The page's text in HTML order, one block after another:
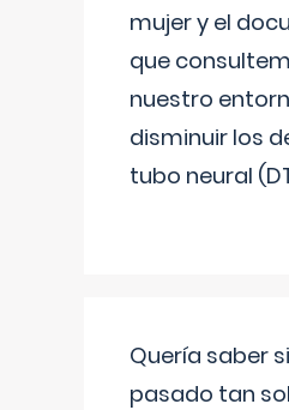
mujer y el
que
nuestro
disminuir los
tubo neural
Quería saber
pasado tan